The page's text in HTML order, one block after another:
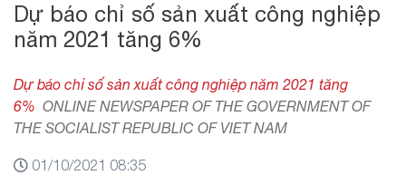
Dự báo chỉ số sản xuất công nghiệp
năm 2021 tăng 6%
Dự báo chỉ số sản xuất công nghiệp năm 2021 tăng
6% ONLINE NEWSPAPER OF THE GOVERNMENT OF
THE SOCIALIST REPUBLIC OF VIET NAM
01/10/2021 08:35